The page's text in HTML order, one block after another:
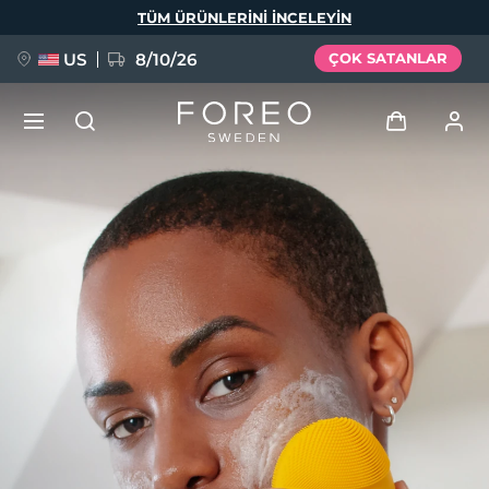
TÜM ÜRÜNLERINI INCELEYIN
US 8/10/26 ÇOK SATANLAR
Kullanici profi̇li̇
Cihazlarım
Siparişlerim
Adresim
Aboneliklerim
YENİ
FAQ™ Pure Beauty-Tech Elixir
BREAKING NEWS
issa™ Teeth Whitening Set
Dil Seçimi
English Deutsch
Español
Français
Italiano
Português
Svenska
Русский
Türkçe
简体中文 繁體中文